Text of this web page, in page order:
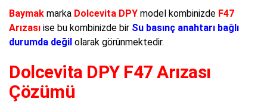
Baymak marka Dolcevita DPY model kombinizde F47
Arızası ise bu kombinizde bir Su basınç anahtarı bağlı
durumda değil olarak görünmektedir.
Dolcevita DPY F47 Arızası
Çözümü